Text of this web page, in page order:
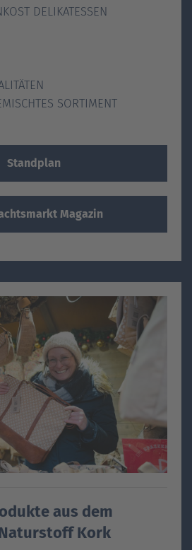
aus dem
Kork
DELIKATESSEN
SORTIMENT
Standplan
Magazin